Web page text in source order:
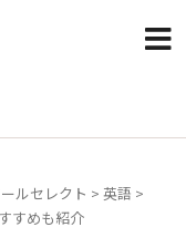
ルセレクト >英語 >
すめも紹介